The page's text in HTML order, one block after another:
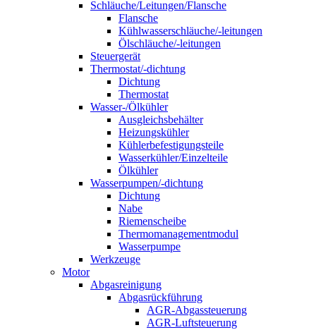
Schläuche/Leitungen/Flansche
Flansche
Kühlwasserschläuche/-leitungen
Ölschläuche/-leitungen
Steuergerät
Thermostat/-dichtung
Dichtung
Thermostat
Wasser-/Ölkühler
Ausgleichsbehälter
Heizungskühler
Kühlerbefestigungsteile
Wasserkühler/Einzelteile
Ölkühler
Wasserpumpen/-dichtung
Dichtung
Nabe
Riemenscheibe
Thermomanagementmodul
Wasserpumpe
Werkzeuge
Motor
Abgasreinigung
Abgasrückführung
AGR-Abgassteuerung
AGR-Luftsteuerung